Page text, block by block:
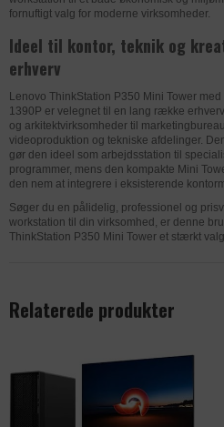
sider på
Privatlivspolitikhttps://
vacy-policy
Udløb 1 dag
Navn
Udbyder uniplus.dk
hl=da-dk
Udløb 1 dag
Navn
Udbyder uniplus.dk
DATABEHANDLER
GOOGLE
Formål
Statistik-
forstå, hvordan
samn.dk. De
website til dig.
Privatlivspolitik
hl=da-dk
Facebook eller
drives af
have besøgt
Privatlivspolitikhttps://
y/update
Udløb 3 måneder
Navn _fbp
Udbyder uniplus.dk
Formål
Anvendes af
onlineadfærd
Privatlivspolitikhttps://
fornuftigt valg for moderne virksomheder.
Ideel til kontor, teknik og
erhverv
Lenovo ThinkStation P350 Mini Tower med
1390P er velegnet til en lang række
og arkitektvirksomheder til
videoproduktion og tekniske afdelinger.
gør den ideel som arbejdsstation til
programmer, mens den kompakte Mini
den nem at integrere i eksisterende
Søger du en pålidelig, professionel og
workstation til din virksomhed, er denne
ThinkStation P350 Mini Tower et stærkt
Relaterede produkter